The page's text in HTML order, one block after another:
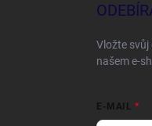
Vložte svůj
našem e-
E-MAIL